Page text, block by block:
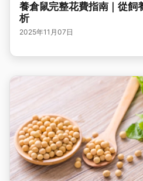
養倉鼠完整花費指南｜從飼
析
2025年11月07日